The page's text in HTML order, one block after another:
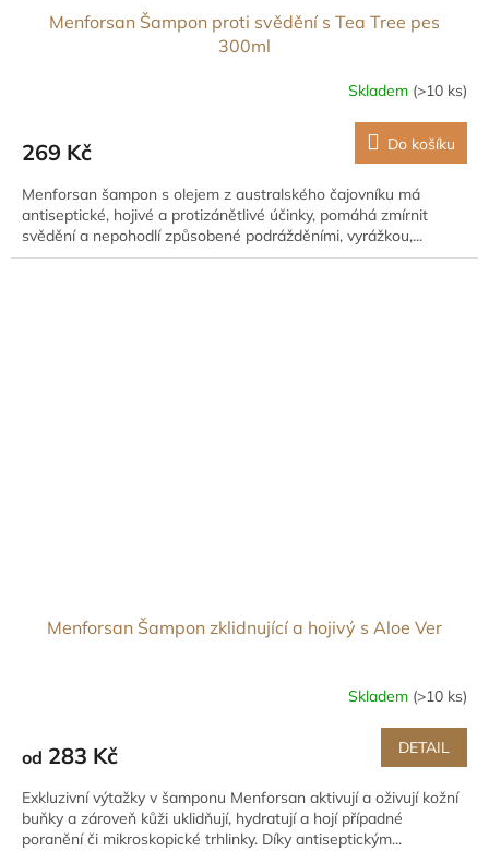
Menforsan Šampon proti svědění s Tea Tree pes
300ml
Skladem (>10 ks)
269 Kč Do košíku
Menforsan šampon s olejem z australského čajovníku má
antiseptické, hojivé a protizánětlivé účinky, pomáhá zmírnit
svědění a nepohodlí způsobené podrážděními, vyrážkou,...
Menforsan Šampon zklidnující a hojivý s Aloe Ver
Skladem (>10 ks)
od 283 Kč DETAIL
Exkluzivní výtažky v šamponu Menforsan aktivují a oživují kožní
buňky a zároveň kůži uklidňují, hydratují a hojí případné
poranění či mikroskopické trhlinky. Díky antiseptickým...